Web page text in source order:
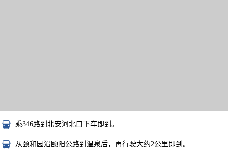
乘346路到北安河北口下车即到。
从颐和园沿颐阳公路到温泉后，再行驶大约2公里即到。